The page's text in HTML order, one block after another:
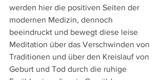
werden hier die positiven Seiten der
modernen Medizin, dennoch
beeindruckt und bewegt diese leise
Meditation über das Verschwinden von
Traditionen und über den Kreislauf von
Geburt und Tod durch die ruhige